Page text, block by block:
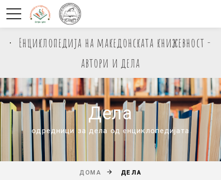
Енциклопедија на македонската книжевност -
автори и дела
Дела
одредници за дела од енциклопедијата
ДОМА ДЕЛА